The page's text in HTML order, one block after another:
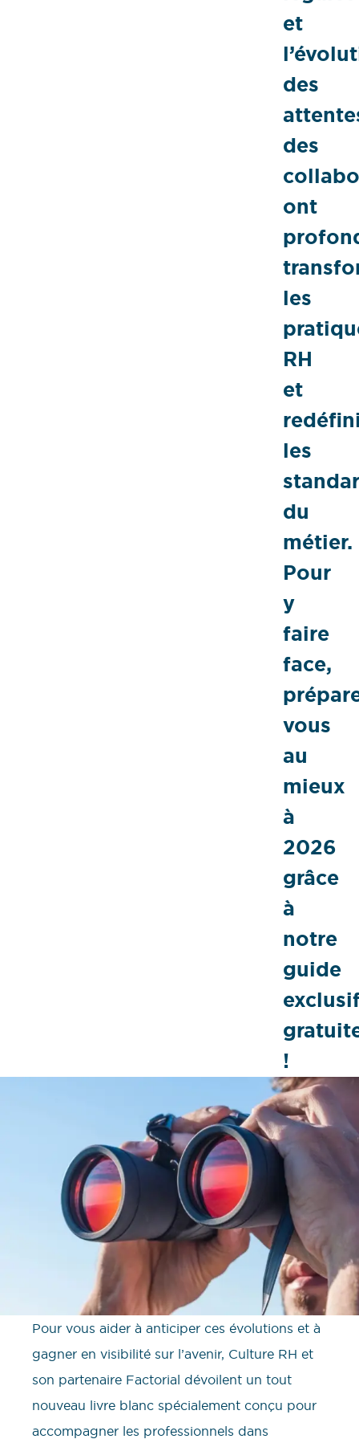
et
des
des
ont
les
RH
et
les
du
métier.
Pour
y
faire
face,
vous
au
mieux
à
2026
grâce
à
notre
guide
!
Pour vous aider à anticiper ces évolutions et à
gagner en visibilité sur l’avenir, Culture RH et
son partenaire Factorial dévoilent un tout
nouveau livre blanc spécialement conçu pour
accompagner les professionnels dans